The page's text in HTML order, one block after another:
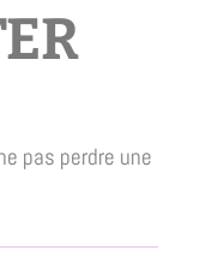
pas perdre une